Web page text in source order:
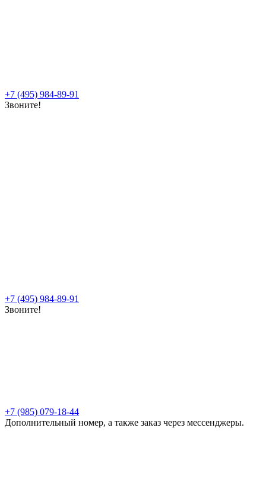
+7 (495) 984-89-91
Звоните!
+7 (495) 984-89-91
Звоните!
+7 (985) 079-18-44
Дополнительный номер, а также заказ через мессенджеры.